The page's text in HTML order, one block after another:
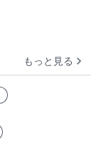
もっと見る